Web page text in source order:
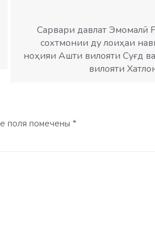
Сарвари давлат Эмомалӣ
сохтмонии ду лоиҳаи
ноҳияи Ашти вилояти Суғд
вилояти
поля помечены *